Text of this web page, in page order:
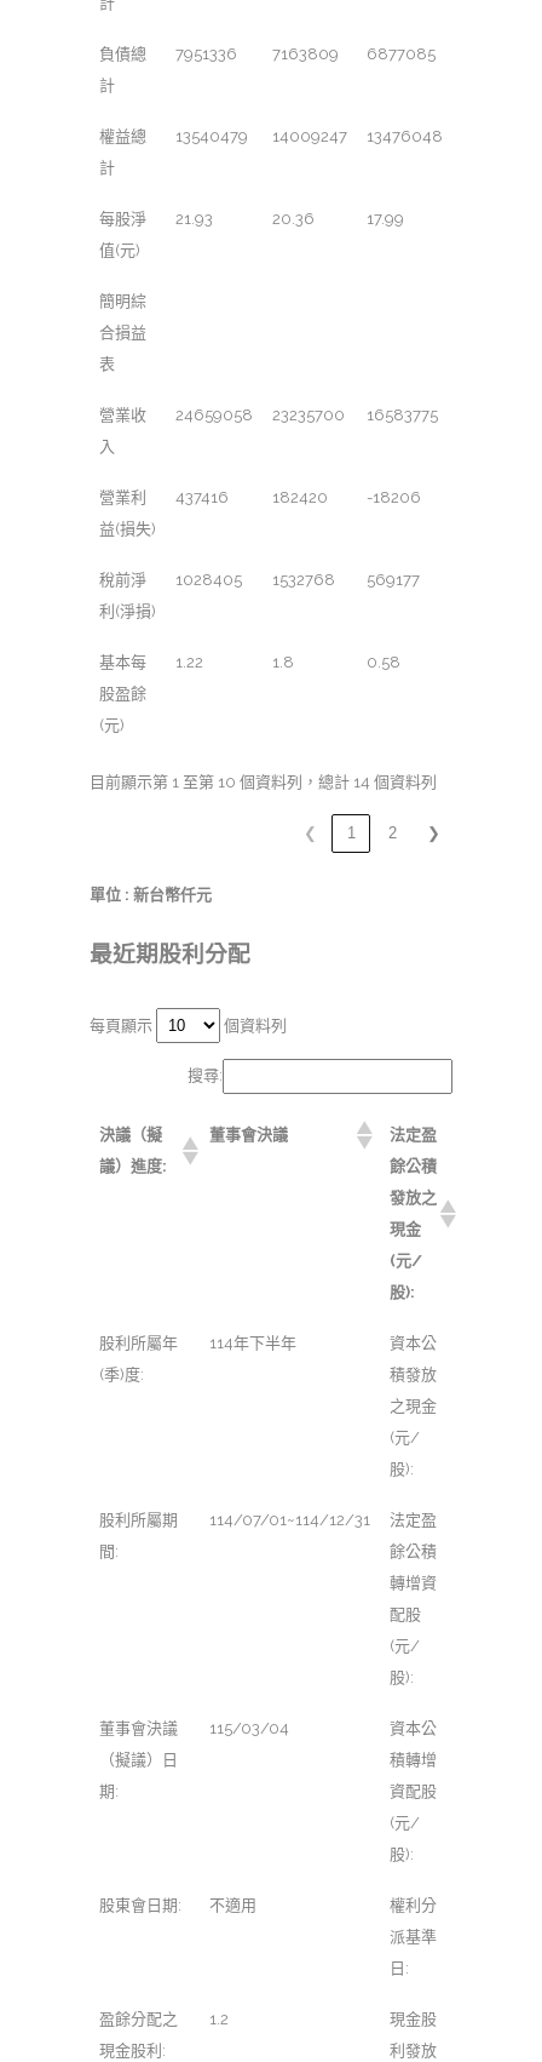
負債總
計
7951336 7163809 6877085
權益總
計
13540479 14009247 13476048
每股淨
值(元)
21.93 20.36 17.99
簡明綜
合損益
表
營業收
入
24659058 23235700 16583775
營業利
益(損失)
437416 182420 -18206
稅前淨
利(淨損)
1028405 1532768 569177
基本每
股盈餘
(元)
1.22 1.8 0.58
目前顯示第 1 至第 10 個資料列，總計 14 個資料列
❮ 1 2 ❯
單位 : 新台幣仟元
最近期股利分配
每頁顯示 個資料列
搜尋:
決議（擬
議）進度:
董事會決議
法定盈
餘公積
發放之
現金
(元/
股):
股利所屬年
(季)度:
114年下半年
資本公
積發放
之現金
(元/
股):
股利所屬期
間:
114/07/01~114/12/31
法定盈
餘公積
轉增資
配股
(元/
股):
董事會決議
（擬議）日
期:
115/03/04
資本公
積轉增
資配股
(元/
股):
股東會日期: 不適用
權利分
派基準
日:
盈餘分配之
現金股利:
1.2
現金股
利發放